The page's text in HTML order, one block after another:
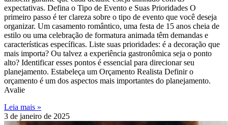
expectativas. Defina o Tipo de Evento e Suas Prioridades O
primeiro passo é ter clareza sobre o tipo de evento que você deseja
organizar. Um casamento romântico, uma festa de 15 anos cheia de
estilo ou uma celebração de formatura animada têm demandas e
características específicas. Liste suas prioridades: é a decoração que
mais importa? Ou talvez a experiência gastronômica seja o ponto
alto? Identificar esses pontos é essencial para direcionar seu
planejamento. Estabeleça um Orçamento Realista Definir o
orçamento é um dos aspectos mais importantes do planejamento.
Avalie
Leia mais »
3 de janeiro de 2025